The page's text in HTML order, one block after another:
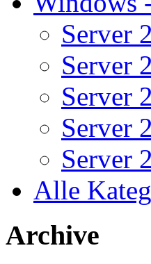
Server
Server
Server
Server
Server
Alle
Archive